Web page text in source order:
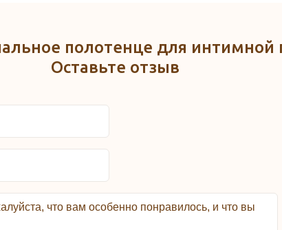
полотенце для интимной
Оставьте отзыв